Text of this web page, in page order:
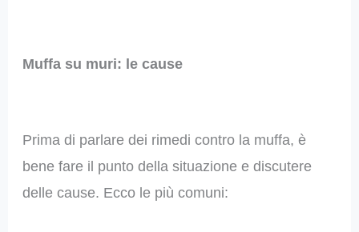
Muffa su muri: le cause
Prima di parlare dei rimedi contro la muffa, è
bene fare il punto della situazione e discutere
delle cause. Ecco le più comuni: